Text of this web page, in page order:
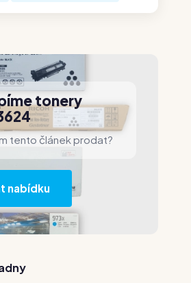
tonery
tento článek prodat?
nabídku